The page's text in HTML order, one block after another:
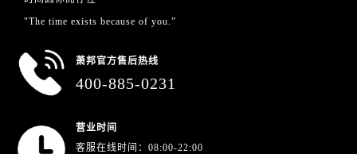
"The time exists because of you.”
萧邦官方售后热线
400-885-0231
营业时间
客服在线时间：08:00-22:00